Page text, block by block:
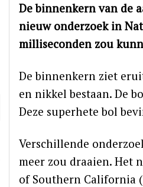
De binnenkern van de
nieuw onderzoek in
milliseconden zou
De binnenkern ziet
en nikkel bestaan. De
Deze superhete bol
Verschillende
meer zou draaien. Het
of Southern California